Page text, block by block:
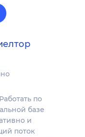
по
базе
и
поток